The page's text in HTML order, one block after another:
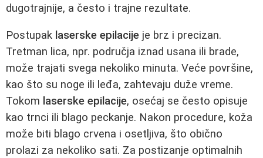
dugotrajnije, a često i trajne rezultate.
Postupak laserske epilacije je brz i precizan.
Tretman lica, npr. područja iznad usana ili brade,
može trajati svega nekoliko minuta. Veće površine,
kao što su noge ili leđa, zahtevaju duže vreme.
Tokom laserske epilacije, osećaj se često opisuje
kao trnci ili blago peckanje. Nakon procedure, koža
može biti blago crvena i osetljiva, što obično
prolazi za nekoliko sati. Za postizanje optimalnih